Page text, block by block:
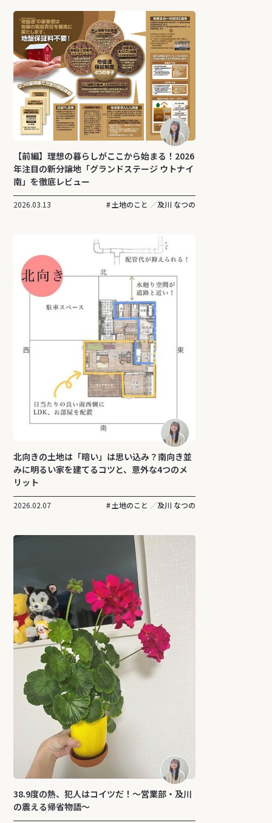
【前編】理想の暮らしがここから始まる！2026
年注目の新分譲地「グランドステージ ウトナイ
南」を徹底レビュー
2026.03.13 土地のこと 及川 なつの
北向きの土地は「暗い」は思い込み？南向き並
みに明るい家を建てるコツと、意外な4つのメ
リット
2026.02.07 土地のこと 及川 なつの
38.9度の熱、犯人はコイツだ！〜営業部・及川
の震える帰省物語〜